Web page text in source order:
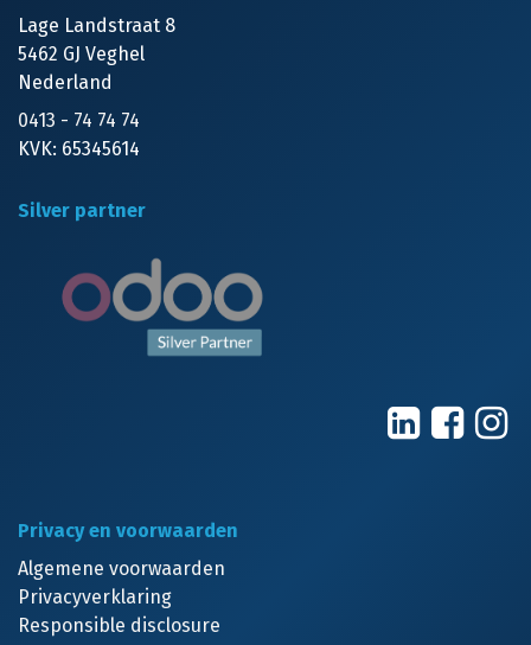
Lage Landstraat 8
5462 GJ Veghel
Nederland
0413 - 74 74 74
KVK: 65345614
Silver partner
Privacy en voorwaarden
Algemene voorwaarden
Privacyverklaring
Responsible disclosure